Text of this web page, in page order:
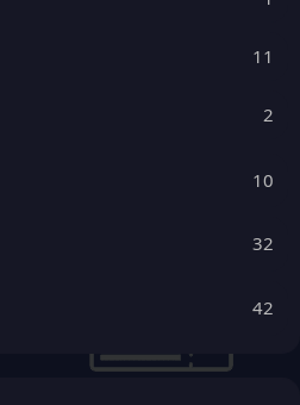
11
2
10
32
42